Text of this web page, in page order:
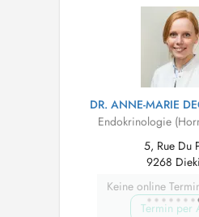
DR. ANNE-MARIE
Endokrinologie
5, Rue Du
9268
Keine online
Termin per